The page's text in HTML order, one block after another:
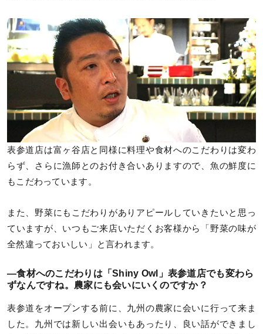
表参道店は富ヶ谷店と同様に料理や食材へのこだわりは変わ
らず、さらに漁師とのお付き合いありますので、魚の鮮度に
もこだわっています。
また、野菜にもこだわりがありアピールしていきたいと思っ
ていますが、いつもご来店いただくお客様から「野菜の味が
全然違っておいしい」と言われます。
—食材へのこだわりは「Shiny Owl」表参道店でも変わら
ずなんですね。農家にも会いにいくのですか？
表参道をオープンする前に、九州の農家に会いに行って来ま
した。九州では新しい出会いもあったり、良い話ができまし